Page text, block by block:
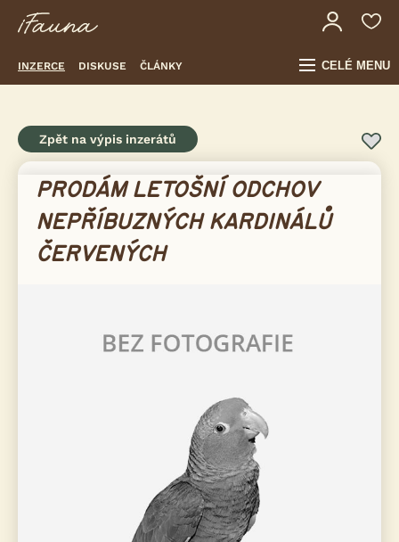
INZERCE DISKUSE ČLÁNKY CELÉ MENU
Zpět na výpis inzerátů
PRODÁM LETOŠNÍ ODCHOV
NEPŘÍBUZNÝCH KARDINÁLŮ
ČERVENÝCH